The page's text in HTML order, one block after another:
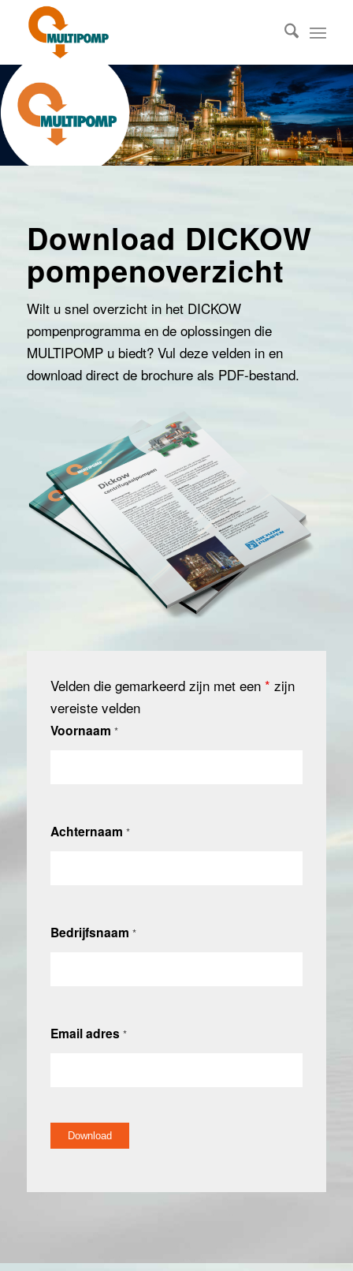
Download DICKOW
pompenoverzicht
Wilt u snel overzicht in het DICKOW
pompenprogramma en de oplossingen die
MULTIPOMP u biedt? Vul deze velden in en
download direct de brochure als PDF-bestand.
Velden die gemarkeerd zijn met een * zijn
vereiste velden
Voornaam *
Achternaam *
Bedrijfsnaam *
Email adres *